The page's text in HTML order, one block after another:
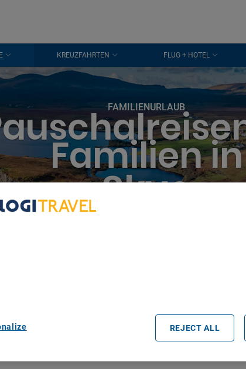
KREUZFAHRTEN FLUG + HOTEL
FAMILIENURLAUB
Familien in
Skye
REJECT ALL